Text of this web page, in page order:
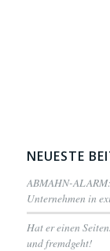
NEUESTE
ABMAHN-
Unternehmen in
Hat er einen
und fremdgeht!